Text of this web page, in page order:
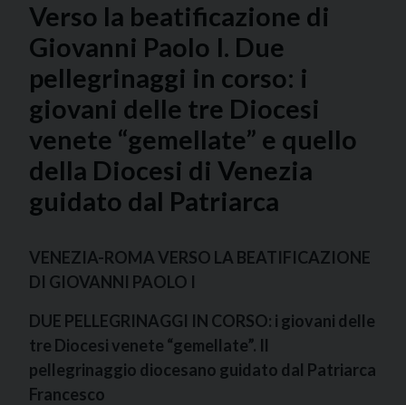
Verso la beatificazione di
Giovanni Paolo I. Due
pellegrinaggi in corso: i
giovani delle tre Diocesi
venete “gemellate” e quello
della Diocesi di Venezia
guidato dal Patriarca
VENEZIA-ROMA VERSO LA BEATIFICAZIONE
DI GIOVANNI PAOLO I
DUE PELLEGRINAGGI IN CORSO: i giovani delle
tre Diocesi venete “gemellate”. Il
pellegrinaggio diocesano guidato dal Patriarca
Francesco